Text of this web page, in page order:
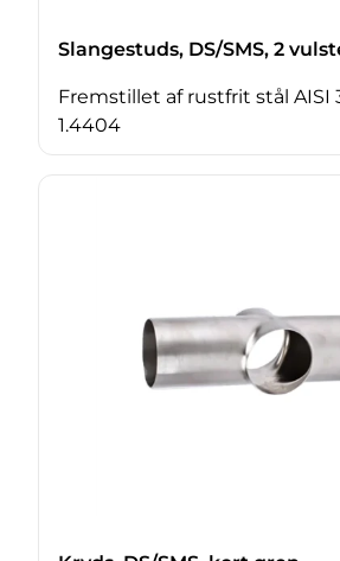
Slangestuds, DS/SMS, 2
Fremstillet af rustfrit stål AISI
1.4404